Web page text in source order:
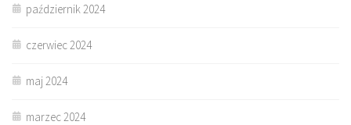
październik 2024
czerwiec 2024
maj 2024
marzec 2024